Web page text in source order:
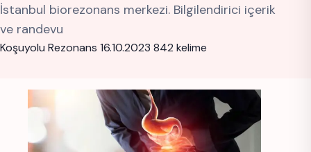
İstanbul biorezonans merkezi. Bilgilendirici içerik
ve randevu
Koşuyolu Rezonans 16.10.2023 842 kelime